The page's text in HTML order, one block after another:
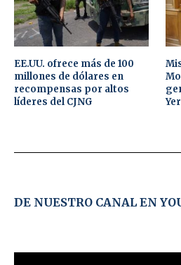
EE.UU. ofrece más de 100
millones de dólares en
recompensas por altos
líderes del CJNG
DE NUESTRO CANAL EN